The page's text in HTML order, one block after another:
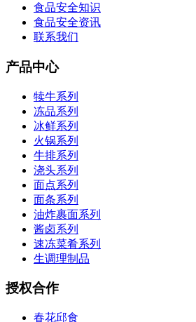
食品安全知识
食品安全资讯
联系我们
产品中心
犊牛系列
冻品系列
冰鲜系列
火锅系列
牛排系列
浇头系列
面点系列
面条系列
油炸裹面系列
酱卤系列
速冻菜肴系列
生调理制品
授权合作
春花邱食